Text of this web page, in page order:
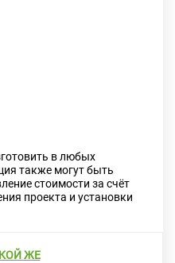
в любых
также могут быть
стоимости за счёт
проекта и установки
ЖЕ